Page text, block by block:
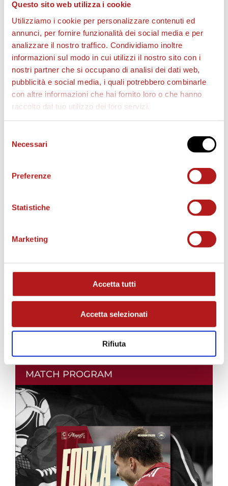
Questo sito web utilizza i cookie
Utilizziamo i cookie per personalizzare contenuti ed
annunci, per fornire funzionalità dei social media e per
analizzare il nostro traffico. Condividiamo inoltre
informazioni sul modo in cui utilizzi il nostro sito con i
nostri partner che si occupano di analisi dei dati web,
pubblicità e social media, i quali potrebbero combinarle
con altre informazioni che hai fornito loro o che hanno
raccolto dal tuo utilizzo dei loro servizi.
delNecessari
Preferenze
Statistiche
Marketing
Accetta tutti
Accetta selezionati
Rifiuta
BIGLIETTI
MATCH PROGRAM